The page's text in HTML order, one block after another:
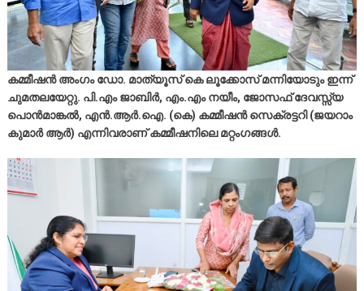
കമ്മീഷന്‍ അംഗം ഡോ. മാത്യൂസ് കെ ലൂക്കോസ് മന്നിയോടും ഇന്ന്
ചുമതലയേറ്റു. പി.എം ജാബിര്‍, എം.എം നയീം, ജോസഫ് ദേവസ്സ്യ
പൊന്‍മാങ്കല്‍, എന്‍.ആര്‍.ഐ. (കെ) കമ്മീഷന്‍ സെക്രട്ടറി (ജയറാം
കുമാര്‍ ആര്‍) എന്നിവരാണ് കമ്മീഷനിലെ മറ്റംഗങ്ങള്‍.